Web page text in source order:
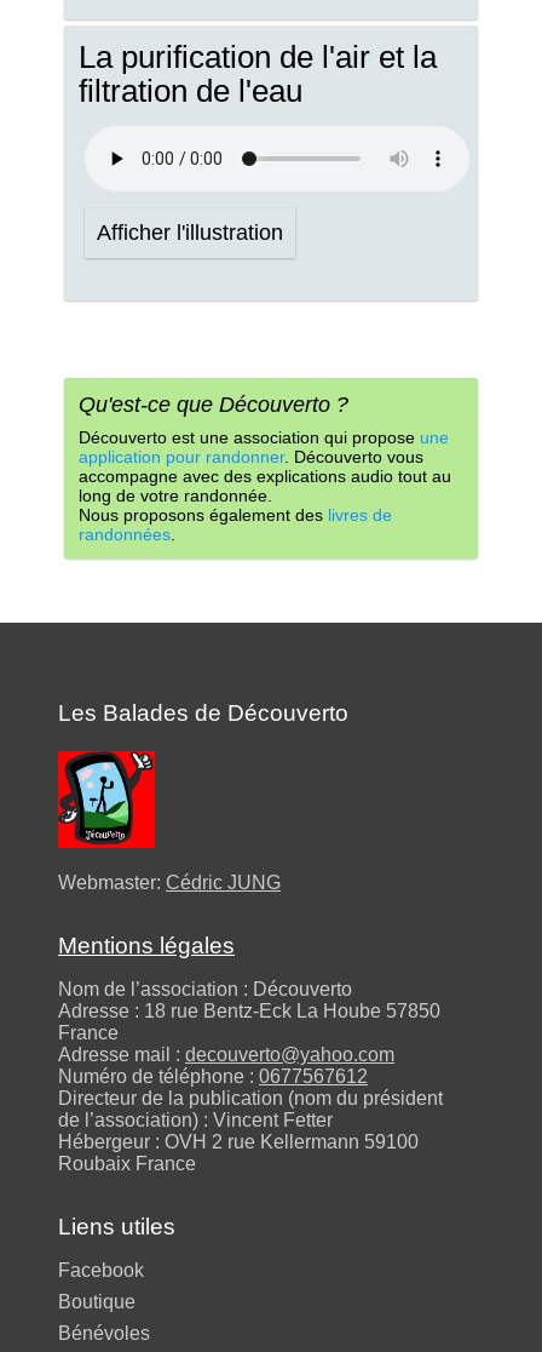
La purification de l'air et la
filtration de l'eau
Afficher l'illustration
Qu'est-ce que Découverto ?
Découverto est une association qui propose une
application pour randonner. Découverto vous
accompagne avec des explications audio tout au
long de votre randonnée.
Nous proposons également des livres de
randonnées
Les Balades de Découverto
Webmaster: Cédric JUNG
Mentions légales
Nom de l’association : Découverto
Adresse : 18 rue Bentz-Eck La Hoube 57850
France
Adresse mail : decouverto@yahoo.com
Numéro de téléphone : 0677567612
Directeur de la publication (nom du président
de l’association) : Vincent Fetter
Hébergeur : OVH 2 rue Kellermann 59100
Roubaix France
Liens utiles
Facebook
Boutique
Bénévoles